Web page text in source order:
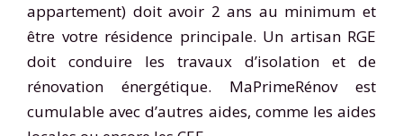
appartement) doit avoir 2 ans au minimum et
être votre résidence principale. Un artisan RGE
doit conduire les travaux d’isolation et de
rénovation énergétique. MaPrimeRénov est
cumulable avec d’autres aides, comme les aides